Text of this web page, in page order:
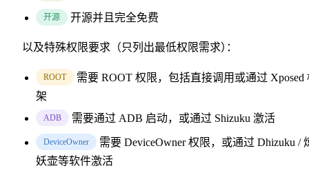
开源 开源并且完全免费
以及特殊权限要求（只列出最低权限需求）：
ROOT
需要 ROOT 权限，包括直接调用或通过 Xposed
架
ADB 需要通过 ADB 启动，或通过 Shizuku 激活
DeviceOwner
需要 DeviceOwner 权限，或通过 Dhizuku /
妖壶等软件激活